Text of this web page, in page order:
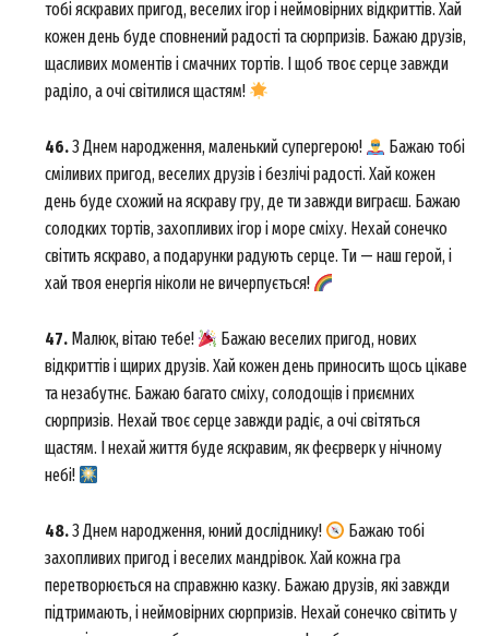
тобі яскравих пригод, веселих ігор і неймовірних відкриттів. Хай
кожен день буде сповнений радості та сюрпризів. Бажаю друзів,
щасливих моментів і смачних тортів. І щоб твоє серце завжди
раділо, а очі світилися щастям!
46.З Днем народження, маленький супергерою!
Бажаю тобі
сміливих пригод, веселих друзів і безлічі радості. Хай кожен
день буде схожий на яскраву гру, де ти завжди виграєш. Бажаю
солодких тортів, захопливих ігор і море сміху. Нехай сонечко
світить яскраво, а подарунки радують серце. Ти — наш герой, і
хай твоя енергія ніколи не вичерпується!
47. Малюк, вітаю тебе!
Бажаю веселих пригод, нових
відкриттів і щирих друзів. Хай кожен день приносить щось цікаве
та незабутнє. Бажаю багато сміху, солодощів і приємних
сюрпризів. Нехай твоє серце завжди радіє, а очі світяться
щастям. І нехай життя буде яскравим, як феєрверк у нічному
небі!
48.З Днем народження, юний досліднику!
Бажаю тобі
захопливих пригод і веселих мандрівок. Хай кожна гра
перетворюється на справжню казку. Бажаю друзів, які завжди
підтримають, і неймовірних сюрпризів. Нехай сонечко світить у